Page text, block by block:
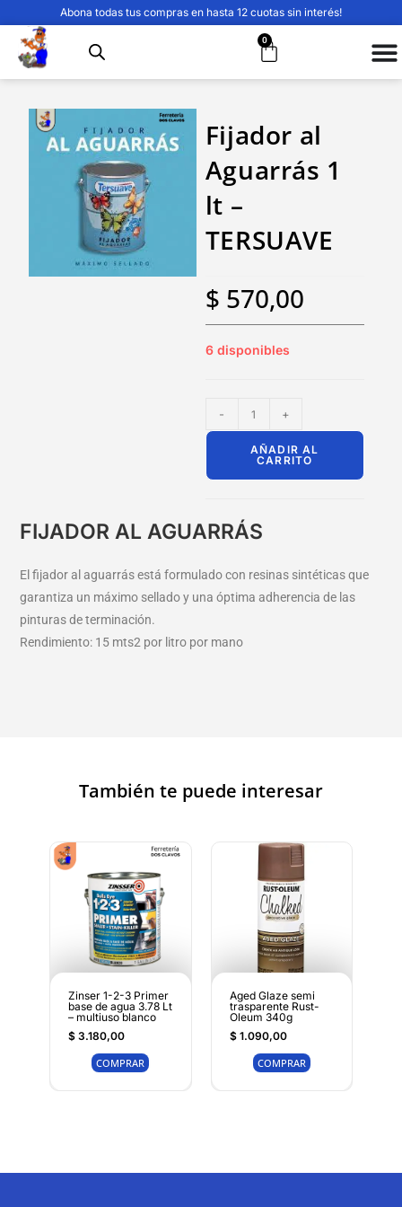
Abona todas tus compras en hasta 12 cuotas sin interés!
0
Fijador al
Aguarrás 1
lt –
TERSUAVE
$ 570,00
6 disponibles
- +
AÑADIR AL
CARRITO
FIJADOR AL AGUARRÁS
El fijador al aguarrás está formulado con resinas sintéticas que
garantiza un máximo sellado y una óptima adherencia de las
pinturas de terminación.
Rendimiento: 15 mts2 por litro por mano
También te puede interesar
Zinser 1-2-3 Primer
base de agua 3.78 Lt
– multiuso blanco
$3.180,00
COMPRAR
Aged Glaze semi
trasparente Rust-
Oleum 340g
$1.090,00
COMPRAR